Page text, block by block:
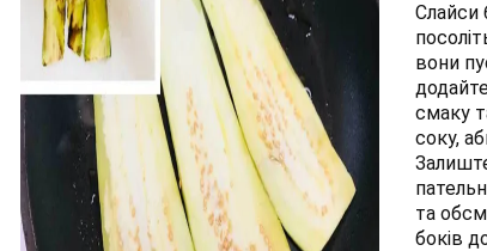
Слайси
вони
смаку
соку,
та
боків